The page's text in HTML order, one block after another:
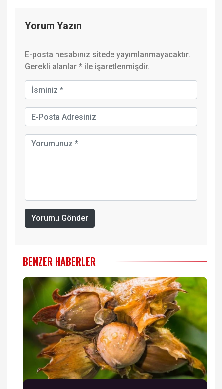
Yorum Yazın
E-posta hesabınız sitede yayımlanmayacaktır.
Gerekli alanlar * ile işaretlenmişdir.
Yorumu Gönder
BENZER HABERLER